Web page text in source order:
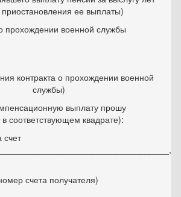
ее выплаты)
прохождении военной службы
контракта о прохождении военной
службы)
выплату прошу
в соответствующем квадрате):
счет
счета получателя)